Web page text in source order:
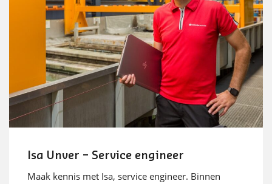
Isa Unver – Service engineer
Maak kennis met Isa, service engineer. Binnen